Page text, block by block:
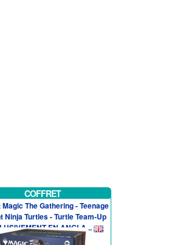
COFFRET
The Gathering - Teenage
Ninja Turtles - Turtle Team-Up
EN ANGLA...